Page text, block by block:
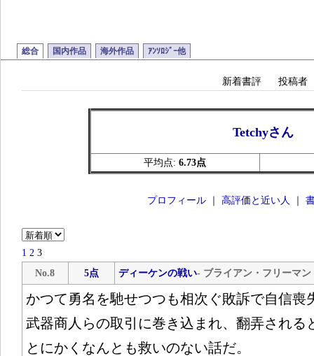
総合 国内作品 海外作品 ｱﾝｿﾛｼﾞｰ他
新着書評 投稿者
Tetchyさん
平均点: 6.73点
プロフィール｜ 高評価と近い人
1 2 3
No.8
5点 ディーケンの戦い- ブライアン・フリーマン
かつて勇名を馳せつつも相次ぐ敗訴で自信喪
武器商人らの取引に巻き込まれ、翻弄される
とにかくなんとも救いのない話だ。